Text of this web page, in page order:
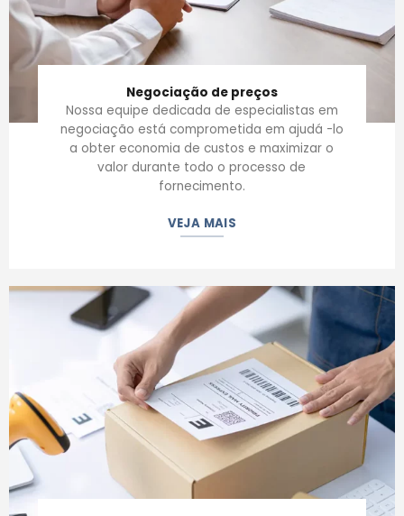
Negociação de preços
Nossa equipe dedicada de especialistas em
negociação está comprometida em ajudá -lo
a obter economia de custos e maximizar o
valor durante todo o processo de
fornecimento.
VEJA MAIS